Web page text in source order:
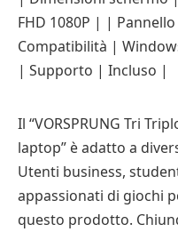
FHD 1080P | |
Compatibilità |
| Supporto | Incluso |
Il “VORSPRUNG Tri
laptop” è adatto a
Utenti business,
appassionati di giochi
questo prodotto.